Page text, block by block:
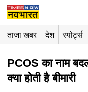
ताजा खबर देश स्पोर्ट्स
PCOS का नाम
क्या होती है बीमारी